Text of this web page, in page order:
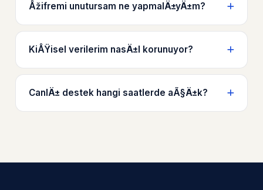
Åžifremi unutursam ne yapmalÄ±yÄ±m?
KiÅŸisel verilerim nasÄ±l korunuyor?
CanlÄ± destek hangi saatlerde aÃ§Ä±k?